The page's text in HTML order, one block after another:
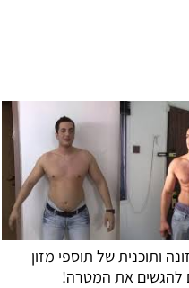
ותוכנית של תוספי מזון
להגשים את המטרה!